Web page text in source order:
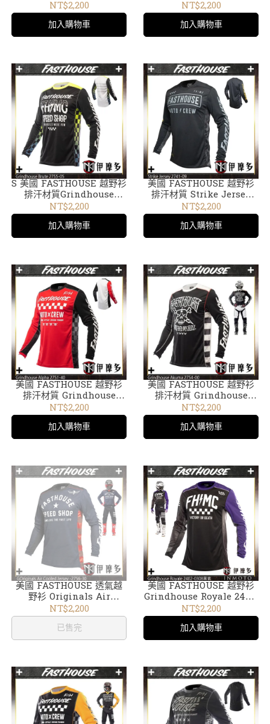
Cypher 靛藍2750-33
NT$2,200
加入購物車
Cypher 2752-00黑
NT$2,200
加入購物車
S 美國 FASTHOUSE 越野衫
排汗材質Grindhouse
Brute 2755-05黑黃
NT$2,200
加入購物車
美國 FASTHOUSE 越野衫
排汗材質 Strike Jersey
2741-09黑迷彩
NT$2,200
加入購物車
美國 FASTHOUSE 越野衫
排汗材質 Grindhouse
Alpha 2751-40紅黑
NT$2,200
加入購物車
美國 FASTHOUSE 越野衫
排汗材質 Grindhouse
Akuma 2754-00黑
NT$2,200
加入購物車
美國 FASTHOUSE 透氣越
野衫 Originals Air
Cooled Jersey 2756-30藍
黑
NT$2,200
已售完
美國 FASTHOUSE 越野衫
Grindhouse Royale 2402-
03黑紫
NT$2,200
加入購物車